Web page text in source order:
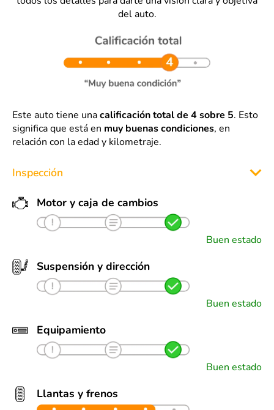
del auto.
Este auto tiene unacalificación total de 4 sobre 5. Esto
significa que está en muy buenas condiciones, en
relación con la edad y kilometraje.
Inspección
Motor y caja de cambios
Buen estado
Suspensión y dirección
Buen estado
Equipamiento
Buen estado
Llantas y frenos